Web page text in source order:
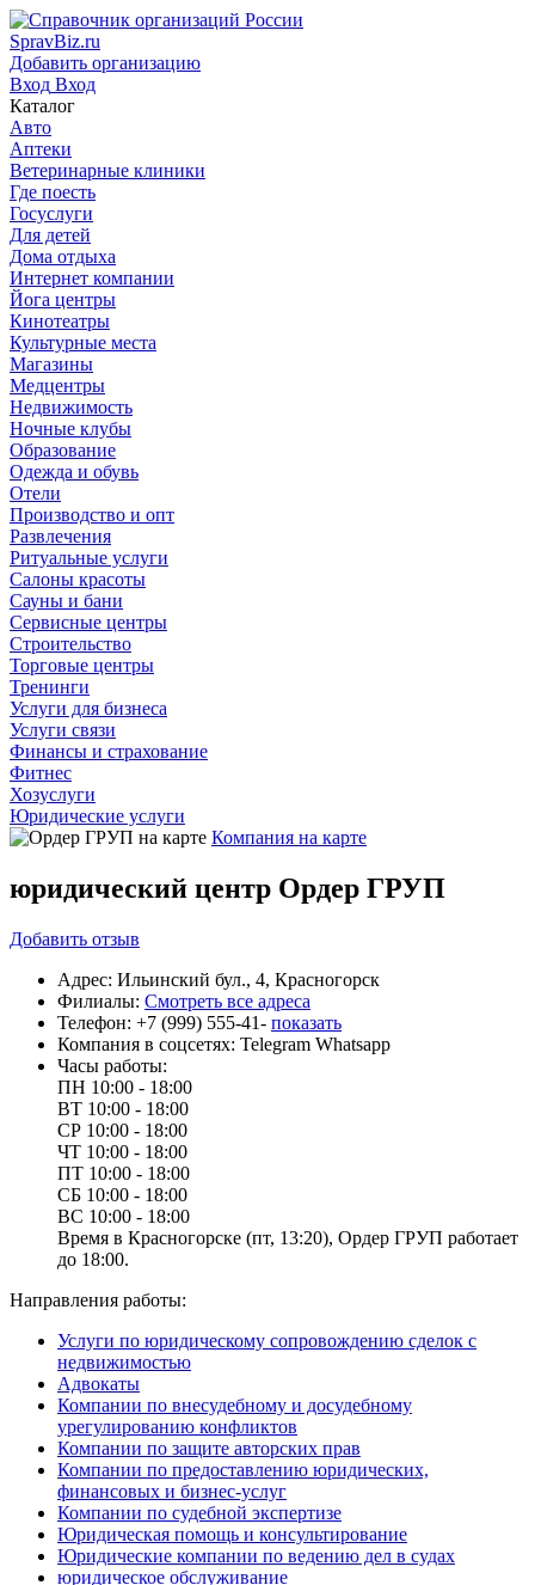
SpravBiz.ru
Добавить организацию
Вход Вход
Каталог
Авто
Аптеки
Ветеринарные клиники
Где поесть
Госуслуги
Для детей
Дома отдыха
Интернет компании
Йога центры
Кинотеатры
Культурные места
Магазины
Медцентры
Недвижимость
Ночные клубы
Образование
Одежда и обувь
Отели
Производство и опт
Развлечения
Ритуальные услуги
Салоны красоты
Сауны и бани
Сервисные центры
Строительство
Торговые центры
Тренинги
Услуги для бизнеса
Услуги связи
Финансы и страхование
Фитнес
Хозуслуги
Юридические услуги
Компания на карте
юридический центр Ордер ГРУП
Добавить отзыв
Адрес: Ильинский бул., 4, Красногорск
Филиалы: Смотреть все адреса
Телефон: +7 (999) 555-41- показать
Компания в соцсетях: Telegram Whatsapp
Часы работы:
ПН 10:00 - 18:00
ВТ 10:00 - 18:00
СР 10:00 - 18:00
ЧТ 10:00 - 18:00
ПТ 10:00 - 18:00
СБ 10:00 - 18:00
ВС 10:00 - 18:00
Время в Красногорске (пт, 13:20), Ордер ГРУП работает
до 18:00.
Направления работы:
Услуги по юридическому сопровождению сделок с
недвижимостью
Адвокаты
Компании по внесудебному и досудебному
урегулированию конфликтов
Компании по защите авторских прав
Компании по предоставлению юридических,
финансовых и бизнес-услуг
Компании по судебной экспертизе
Юридическая помощь и консультирование
Юридические компании по ведению дел в судах
юридическое обслуживание